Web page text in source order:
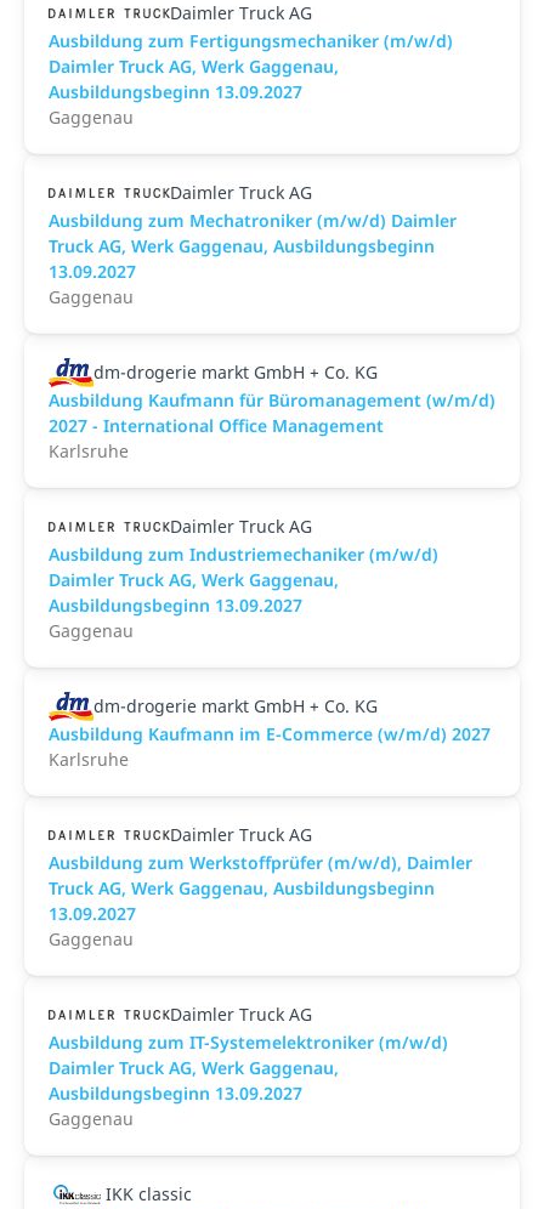
Daimler Truck AG
Ausbildung zum Fertigungsmechaniker (m/w/d)
Daimler Truck AG, Werk Gaggenau,
Ausbildungsbeginn 13.09.2027
Gaggenau
Daimler Truck AG
Ausbildung zum Mechatroniker (m/w/d) Daimler
Truck AG, Werk Gaggenau, Ausbildungsbeginn
13.09.2027
Gaggenau
dm-drogerie markt GmbH + Co. KG
Ausbildung Kaufmann für Büromanagement (w/m/d)
2027 - International Office Management
Karlsruhe
Daimler Truck AG
Ausbildung zum Industriemechaniker (m/w/d)
Daimler Truck AG, Werk Gaggenau,
Ausbildungsbeginn 13.09.2027
Gaggenau
dm-drogerie markt GmbH + Co. KG
Ausbildung Kaufmann im E-Commerce (w/m/d) 2027
Karlsruhe
Daimler Truck AG
Ausbildung zum Werkstoffprüfer (m/w/d), Daimler
Truck AG, Werk Gaggenau, Ausbildungsbeginn
13.09.2027
Gaggenau
Daimler Truck AG
Ausbildung zum IT-Systemelektroniker (m/w/d)
Daimler Truck AG, Werk Gaggenau,
Ausbildungsbeginn 13.09.2027
Gaggenau
IKK classic